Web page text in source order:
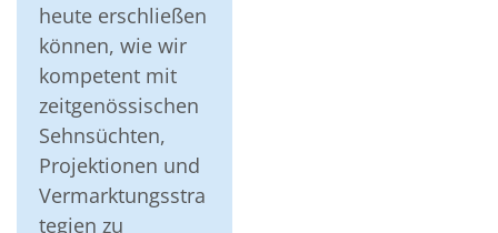
heute erschließen
können, wie wir
kompetent mit
zeitgenössischen
Sehnsüchten,
Projektionen und
Vermarktungsstra
tegien zu